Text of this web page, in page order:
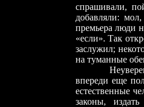
спрашивали,
добавляли:
премьера люди
«если». Так
заслужил;
на туманные
впереди еще
естественные
законы,